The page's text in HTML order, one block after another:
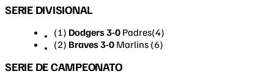
SERIE DIVISIONAL
(1) Dodgers 3-0 Padres(4)
(2) Braves 3-0 Marlins (6)
SERIE DE CAMPEONATO